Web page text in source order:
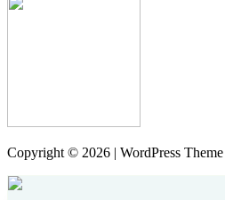
Copyright © 2026 | WordPress